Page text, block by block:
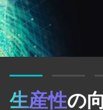
生産性の